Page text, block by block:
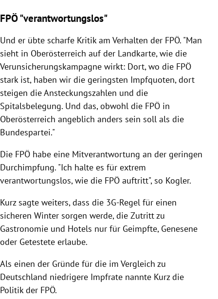
FPÖ "verantwortungslos"
Und er übte scharfe Kritik am Verhalten der FPÖ. "Man
sieht in Oberösterreich auf der Landkarte, wie die
Verunsicherungskampagne wirkt: Dort, wo die FPÖ
stark ist, haben wir die geringsten Impfquoten, dort
steigen die Ansteckungszahlen und die
Spitalsbelegung. Und das, obwohl die FPÖ in
Oberösterreich angeblich anders sein soll als die
Bundespartei."
Die FPÖ habe eine Mitverantwortung an der geringen
Durchimpfung. "Ich halte es für extrem
verantwortungslos, wie die FPÖ auftritt", so Kogler.
Kurz sagte weiters, dass die 3G-Regel für einen
sicheren Winter sorgen werde, die Zutritt zu
Gastronomie und Hotels nur für Geimpfte, Genesene
oder Getestete erlaube.
Als einen der Gründe für die im Vergleich zu
Deutschland niedrigere Impfrate nannte Kurz die
Politik der FPÖ.